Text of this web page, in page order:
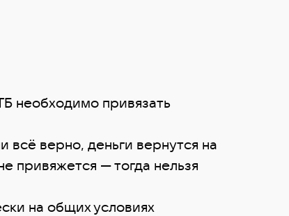
необходимо привязать
всё верно, деньги вернутся на
привяжется — тогда нельзя
на общих условиях